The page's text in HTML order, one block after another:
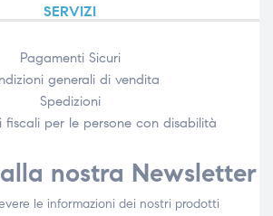
SERVIZI
Pagamenti Sicuri
generali di vendita
Spedizioni
fiscali per le persone con disabilità​
nostra Newsletter
le informazioni dei nostri prodotti